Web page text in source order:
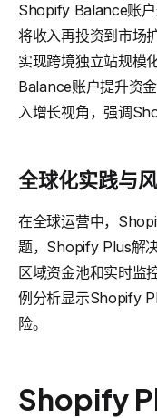
Shopify Balance账
将收入再投资到市场
实现跨境独立站规模
Balance账户提升资
入增长视角，强调
全球化实践与
在全球运营中，
题，Shopify Plus解
区域资金池和实时监
例分析显示Shopify
险。
Shopify